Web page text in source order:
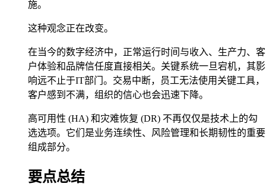
施。
这种观念正在改变。
在当今的数字经济中，正常运行时间与收入、生产力、客
户体验和品牌信任度直接相关。关键系统一旦宕机，其影
响远不止于IT部门。交易中断，员工无法使用关键工具，
客户感到不满，组织的信心也会迅速下降。
高可用性 (HA) 和灾难恢复 (DR) 不再仅仅是技术上的勾
选选项。它们是业务连续性、风险管理和长期韧性的重要
组成部分。
要点总结